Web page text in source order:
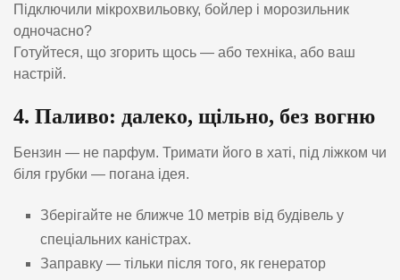
Підключили мікрохвильовку, бойлер і морозильник
одночасно?
Готуйтеся, що згорить щось — або техніка, або ваш
настрій.
4. Паливо: далеко, щільно, без вогню
Бензин — не парфум. Тримати його в хаті, під ліжком чи
біля грубки — погана ідея.
Зберігайте не ближче 10 метрів від будівель у
спеціальних каністрах.
Заправку — тільки після того, як генератор